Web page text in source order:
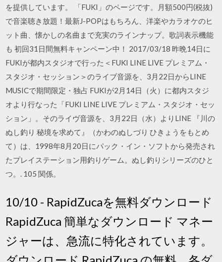
を提供しています。 「FUKI」のページです。月額500円(税抜)
で音楽聴き放題！最新J-POPはもちろん、洋楽やカラオケのヒ
ット曲、懐かしの名曲まで充実のラインナップ。歌詞表示機能
も 初回31日間無料キャンペーン中！ 2017/03/18 昨晩14日に
FUKIが都内スタジオで行った＜FUKI LINE LIVE プレミアム・
スタジオ・セッション＞のライブ音源を、3月22日からLINE
MUSICで期間限定・独占 FUKIが2月14日（火）に都内スタジ
オより行なった「FUKI LINE LIVE プレミアム・スタジオ・セッ
ション」。そのライヴ音源を、3月22日（水）よりLINE 『川の
ぬし釣り 秘境を求めて』（かわのぬしづり ひきょうをもとめ
て）は、1998年8月20日にパック・イン・ソフトから発売され
たプレイステーション用釣りゲーム。ぬし釣りシリーズのひと
つ。. 105 関係。
10/10 - RapidZucaを無料ダウンロード
RapidZuca 簡単なダウンロード マネー
ジャーは、急流に特化されています。